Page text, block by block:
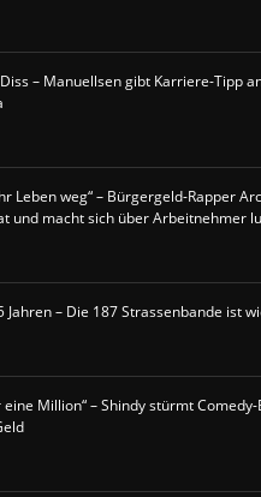
– Manuellsen gibt Karriere-Tipp
Leben weg“ – Bürgergeld-Rapper
und macht sich über Arbeitnehmer
Jahren – Die 187 Strassenbande ist
eine Million“ – Shindy stürmt